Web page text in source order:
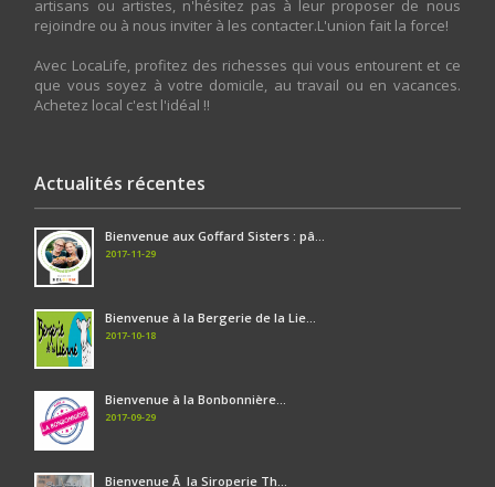
artisans ou artistes, n'hésitez pas à leur proposer de nous
rejoindre ou à nous inviter à les contacter.L'union fait la force!
Avec LocaLife, profitez des richesses qui vous entourent et ce
que vous soyez à votre domicile, au travail ou en vacances.
Achetez local c'est l'idéal !!
Actualités récentes
Bienvenue aux Goffard Sisters : pâ...
2017-11-29
Bienvenue à la Bergerie de la Lie...
2017-10-18
Bienvenue à la Bonbonnière...
2017-09-29
Bienvenue Ã la Siroperie Th...